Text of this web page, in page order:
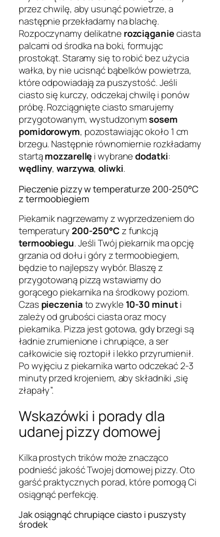
przez chwilę, aby usunąć powietrze, a
następnie przekładamy na blachę.
Rozpoczynamy delikatne rozciąganieciasta
palcami od środka na boki, formując
prostokąt. Staramy się to robić bez użycia
wałka, by nie ucisnąć bąbelków powietrza,
które odpowiadają za puszystość. Jeśli
ciasto się kurczy, odczekaj chwilę i ponów
próbę. Rozciągnięte ciasto smarujemy
przygotowanym, wystudzonymsosem
pomidorowym, pozostawiając około 1 cm
brzegu. Następnie równomiernie rozkładamy
startąmozzarellęi wybranedodatki:
wędliny,warzywa,oliwki.
Pieczenie pizzy w temperaturze 200-250°C
z termoobiegiem
Piekarnik nagrzewamy z wyprzedzeniem do
temperatury 200-250°Cz funkcją
termoobiegu. Jeśli Twój piekarnik ma opcję
grzania od dołu i góry z termoobiegiem,
będzie to najlepszy wybór. Blaszę z
przygotowaną pizzą wstawiamy do
gorącego piekarnika na środkowy poziom.
Czas pieczeniato zwykle 10-30 minuti
zależy od grubości ciasta oraz mocy
piekarnika. Pizza jest gotowa, gdy brzegi są
ładnie zrumienione i chrupiące, a ser
całkowicie się roztopił i lekko przyrumienił.
Po wyjęciu z piekarnika warto odczekać 2-3
minuty przed krojeniem, aby składniki „się
złapały”.
Wskazówki i porady dla
udanej pizzy domowej
Kilka prostych trików może znacząco
podnieść jakość Twojej domowej pizzy. Oto
garść praktycznych porad, które pomogą Ci
osiągnąć perfekcję.
Jak osiągnąć chrupiące ciasto i puszysty
środek